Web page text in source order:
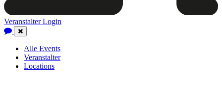
Veranstalter Login
Close
Navigation
Alle Events
Veranstalter
Locations